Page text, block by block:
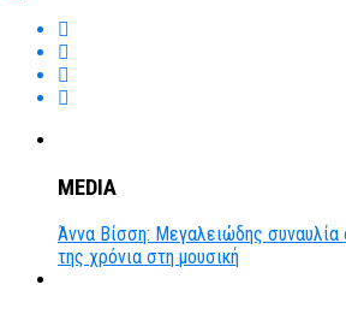
MEDIA
Άννα Βίσση: Μεγαλειώδης συναυλία
της χρόνια στη μουσική